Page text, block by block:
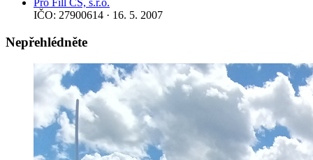
Pro Fill CS, s.r.o.
IČO: 27900614 · 16. 5. 2007
Nepřehlédněte